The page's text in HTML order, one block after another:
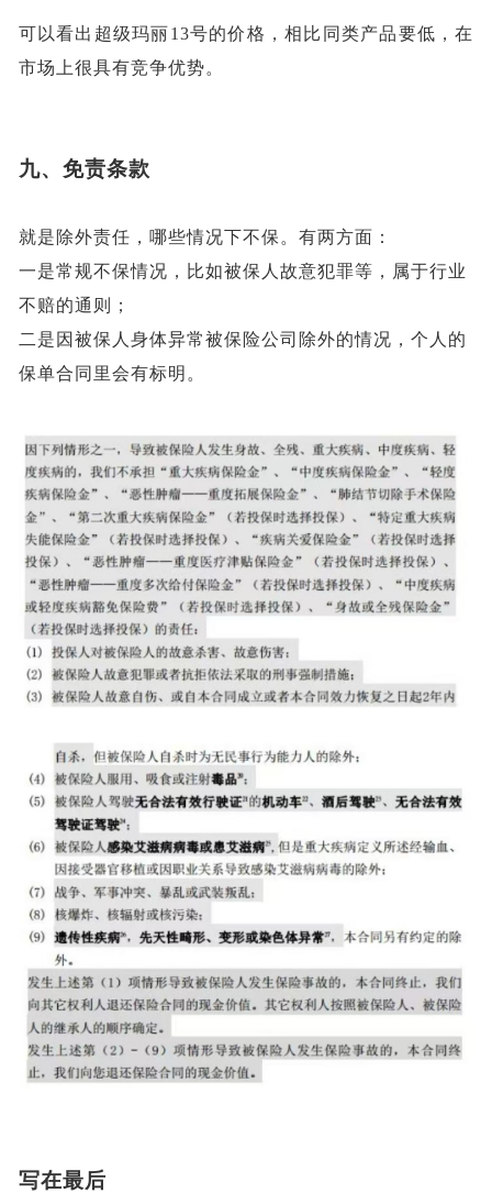
可以看出超级玛丽13号的价格，相比同类产品要低，在
市场上很具有竞争优势。
九、 免责条款
就是除外责任，哪些情况下不保。有两方面：
一是常规不保情况，比如被保人故意犯罪等，属于行业
不赔的通则；
二是因被保人身体异常被保险公司除外的情况，个人的
保单合同里会有标明。
写在最后